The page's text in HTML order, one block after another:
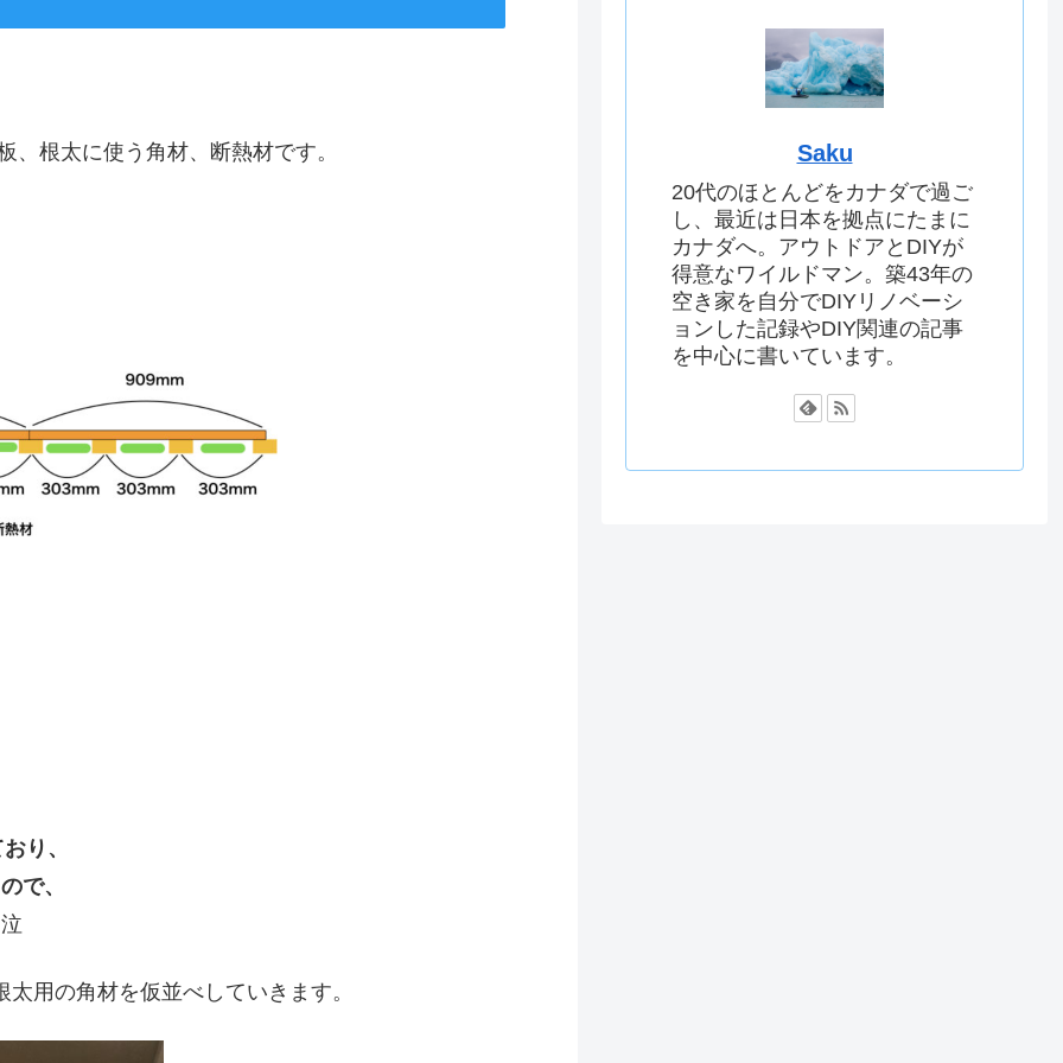
根太に使う角材、断熱材です。
り、
で、
用の角材を仮並べしていきます。
Saku
20代のほとんどをカナダで過ご
し、最近は日本を拠点にたまに
カナダへ。アウトドアとDIYが
得意なワイルドマン。築43年の
空き家を自分でDIYリノベーシ
ョンした記録やDIY関連の記事
を中心に書いています。